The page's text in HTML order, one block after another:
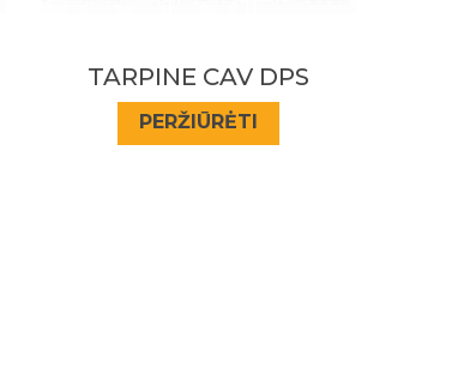
IVORE-SIURBLYS
EKSCENTR LUCAS 1
GRIOV